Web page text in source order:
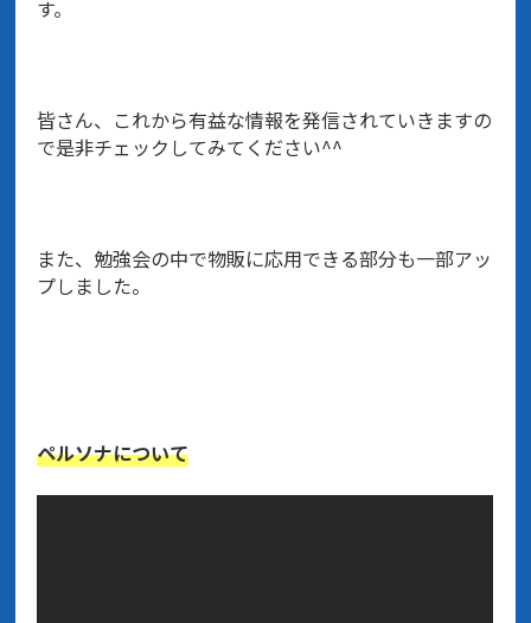
す。
皆さん、これから有益な情報を発信されていきますの
で是非チェックしてみてください^^
また、勉強会の中で物販に応用できる部分も一部アッ
プしました。
ペルソナについて